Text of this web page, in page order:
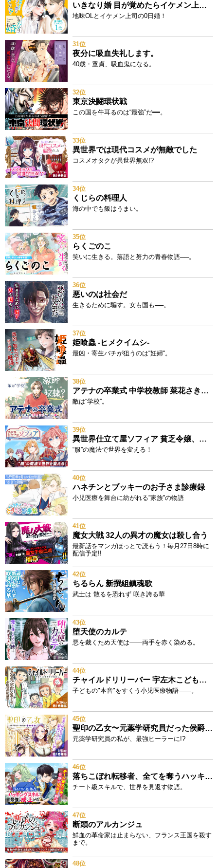
いきなり婚 目が覚めたらイケメン上司の妻だった!?
地味OLとイケメン上司の0日婚！
31位
夜分に吸血失礼します。
40歳・童貞、吸血鬼になる。
32位
東京決闘環状戦
この国を牛耳るのは“最強”だ━━。
33位
異世界では現代コスメが無敵でした
コスメオタクが異世界無双!?
34位
くじらの料理人
海の中でも飯はうまい。
35位
らくごのこ
笑いに生きる。落語と努力の青春物語──。
36位
悪いのは社会だ
生きるために騙す。女も国も──。
37位
姫喰蟲 -ヒメクイムシ-
最凶・寄生バチが狙うのは“妊婦“。
38位
アテナの卒業式 中学校教師 菜花さきの戦い
敵は“学校”。
39位
異世界仕立て屋ソフィア 貧乏令嬢、現代知識で服を作ってみんなの暮らしを豊かにします
“服”の魔法で世界を変える！
40位
ハネチンとブッキーのお子さま診療録
小児医療を舞台に紡がれる”家族”の物語
41位
魔女大戦 32人の異才の魔女は殺し合う
最新話をマンガほっとで読もう！毎月27日8時に
配信予定!!
42位
ちるらん 新撰組鎮魂歌
武士は 散るを恐れず 咲き誇る華
43位
堕天使のカルテ
悪を裁くため天使は——両手を赤く染める。
44位
チャイルドリリーバー 宇左木こども病院の時田さん
子どもの"本音"をすくう小児医療物語——。
45位
聖印の乙女〜元薬学研究員だった侯爵令嬢は婚約辞退してハイヒーラーを目指します～
元薬学研究員の私が、最強ヒーラーに!?
46位
落ちこぼれ転移者、全てを奪うハッキングスキルで最強に成り上がる ～最強ステータスも最強スキルも、触れただけで俺のものです～
チート級スキルで、世界を見返す物語。
47位
断頭のアルカンジュ
鮮血の革命家は止まらない、フランス王国を殺す
まで。
48位